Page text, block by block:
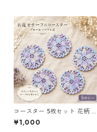
コースター 5枚セット 花柄 レ
ース 手編み ブルー パープル s
2 ギフト
¥1,000